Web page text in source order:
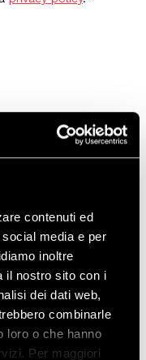
contenuti ed
media e per
inoltre
il nostro sito con i
dei dati web,
combinarle
loro o che hanno
Per maggiori
lo